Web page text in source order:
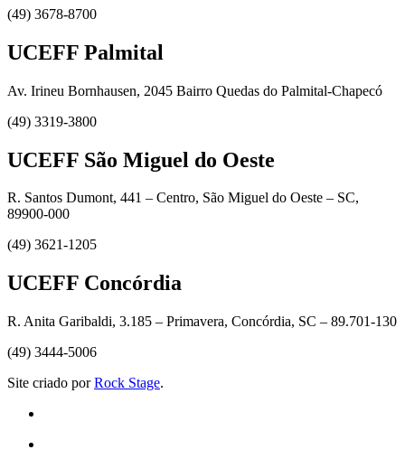
(49) 3678-8700
UCEFF Palmital
Av. Irineu Bornhausen, 2045 Bairro Quedas do Palmital-Chapecó
(49) 3319-3800
UCEFF São Miguel do Oeste
R. Santos Dumont, 441 – Centro, São Miguel do Oeste – SC,
89900-000
(49) 3621-1205
UCEFF Concórdia
R. Anita Garibaldi, 3.185 – Primavera, Concórdia, SC – 89.701-130
(49) 3444-5006
Site criado porRock Stage.